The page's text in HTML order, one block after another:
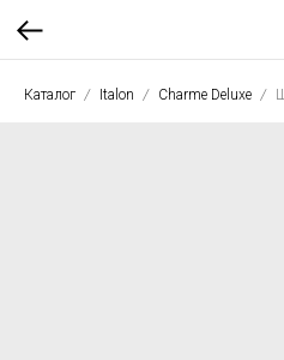
Каталог Italon Charme Deluxe